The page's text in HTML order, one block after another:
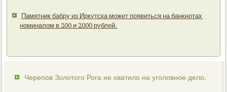
Памятник бабру из Иркутска может появиться на банкнотах
номиналом в 200 и 2000 рублей.
Черепов Золотого Рога не хватило на уголовное дело.